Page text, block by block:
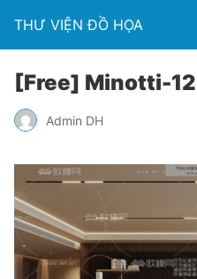
THƯ VIỆN ĐỒ HỌA
[Free] Minotti-
Admin DH